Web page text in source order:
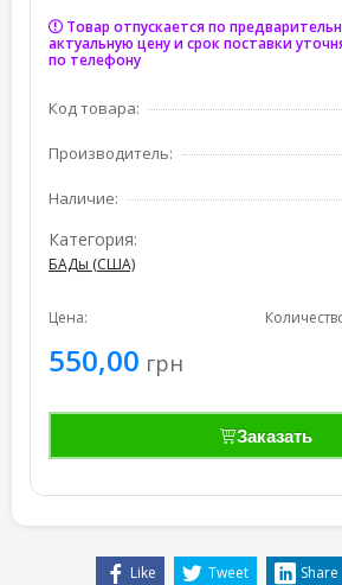
Товар отпускается по
актуальную цену и срок поставки
по телефону
Код товара:
Производитель:
Наличие:
Категория:
БАДы (США)
Цена:
550,00 грн
Заказать
Like Tweet Share